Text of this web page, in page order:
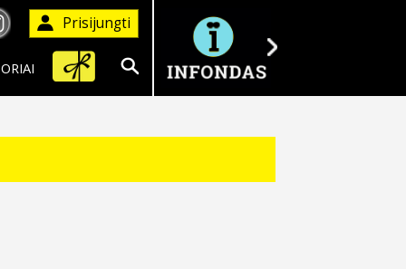
Prisijungti
Ieškoti